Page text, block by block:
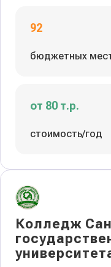
92
бюджетных
от 80 т.р.
стоимость/год
Колледж